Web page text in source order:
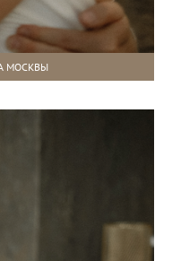
МОСКВЫ